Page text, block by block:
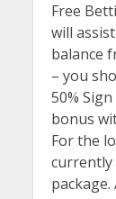
Free
will
balance
– you
50%
bonus
For the
currently
package.